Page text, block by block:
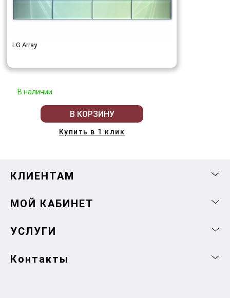
LG Array
В наличии
В КОРЗИНУ
Купить в 1 клик
КЛИЕНТАМ
МОЙ КАБИНЕТ
УСЛУГИ
Контакты